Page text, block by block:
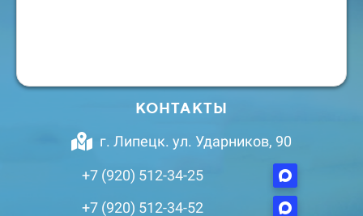
КОНТАКТЫ
г. Липецк. ул. Ударников, 90
+7 (920) 512-34-25
+7 (920) 512-34-52